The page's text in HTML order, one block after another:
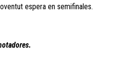
espera en semifinales.